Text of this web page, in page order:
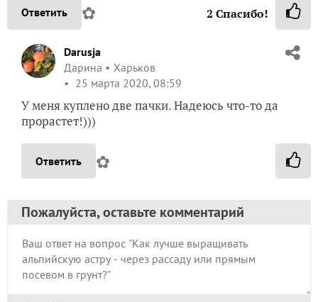
Ответить ✿ 2 Спасибо!
Darusja
Дарина
Харьков
25 марта 2020, 08:59
У меня куплено две пачки. Надеюсь что-то да
прорастет!)))
Ответить ✿
Пожалуйста, оставьте комментарий